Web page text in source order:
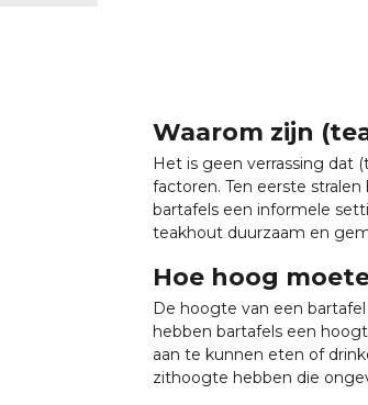
Waarom zijn
Het is geen verrassing dat
factoren. Ten eerste
bartafels een informele
teakhout duurzaam en
Hoe hoog
De hoogte van een
hebben bartafels een
aan te kunnen eten of
zithoogte hebben die